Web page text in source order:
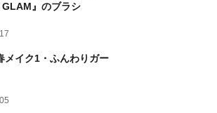
GLAM』のブラシ
メイク1・ふんわりガー